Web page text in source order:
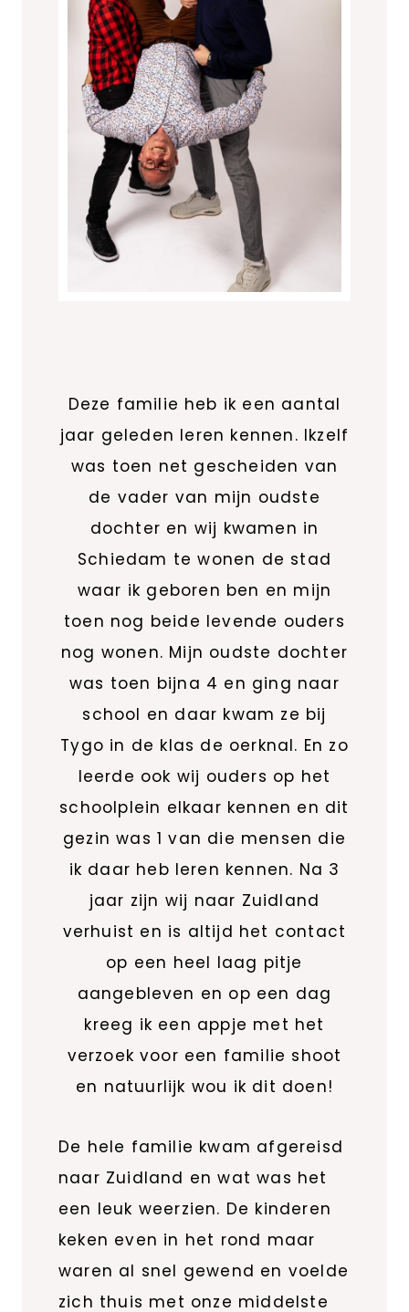
Deze familie heb ik een aantal
jaar geleden leren kennen. Ikzelf
was toen net gescheiden van
de vader van mijn oudste
dochter en wij kwamen in
Schiedam te wonen de stad
waar ik geboren ben en mijn
toen nog beide levende ouders
nog wonen. Mijn oudste dochter
was toen bijna 4 en ging naar
school en daar kwam ze bij
Tygo in de klas de oerknal. En zo
leerde ook wij ouders op het
schoolplein elkaar kennen en dit
gezin was 1 van die mensen die
ik daar heb leren kennen. Na 3
jaar zijn wij naar Zuidland
verhuist en is altijd het contact
op een heel laag pitje
aangebleven en op een dag
kreeg ik een appje met het
verzoek voor een familie shoot
en natuurlijk wou ik dit doen!
De hele familie kwam afgereisd
naar Zuidland en wat was het
een leuk weerzien. De kinderen
keken even in het rond maar
waren al snel gewend en voelde
zich thuis met onze middelste